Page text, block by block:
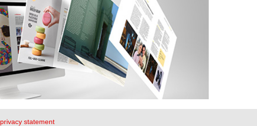
privacy statement